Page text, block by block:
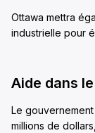
Ottawa mettra
industrielle pour
Aide dans
Le
millions de